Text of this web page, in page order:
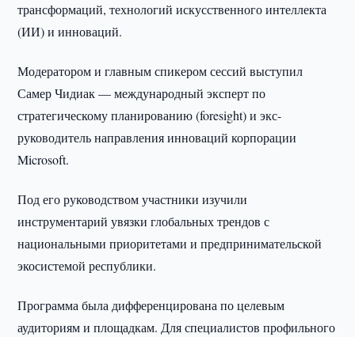
трансформаций, технологий искусственного интеллекта
(ИИ) и инноваций.
Модератором и главным спикером сессий выступил
Самер Чидиак — международный эксперт по
стратегическому планированию (foresight) и экс-
руководитель направления инноваций корпорации
Microsoft.
Под его руководством участники изучили
инструментарий увязки глобальных трендов с
национальными приоритетами и предпринимательской
экосистемой республики.
Программа была дифференцирована по целевым
аудиториям и площадкам. Для специалистов профильного